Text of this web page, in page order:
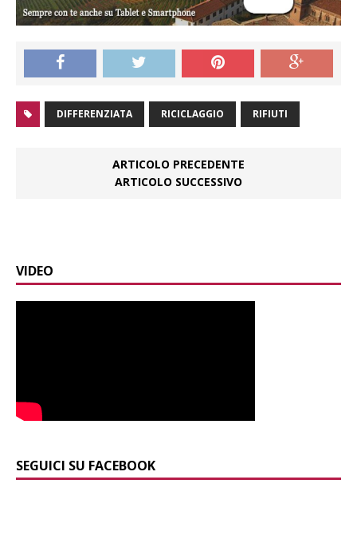
DIFFERENZIATA RICICLAGGIO RIFIUTI
ARTICOLO PRECEDENTE
ARTICOLO SUCCESSIVO
VIDEO
SEGUICI SU FACEBOOK